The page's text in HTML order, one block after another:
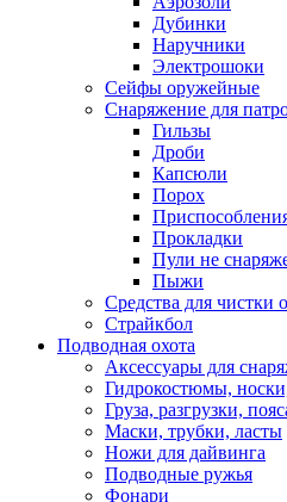
Дубинки
Наручники
Электрошоки
Сейфы оружейные
Снаряжение для
Гильзы
Дроби
Капсюли
Порох
Прокладки
Пули не
Пыжи
Средства для чистки
Страйкбол
Подводная охота
Аксессуары для
Гидрокостюмы,
Груза, разгрузки,
Маски, трубки, ласты
Ножи для дайвинга
Подводные ружья
Фонари